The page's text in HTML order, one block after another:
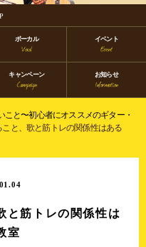
ボーカル イベント
キャンペーン お知らせ
と〜初心者にオススメのギター・
と、歌と筋トレの関係性はある
と筋トレの関係性は
室